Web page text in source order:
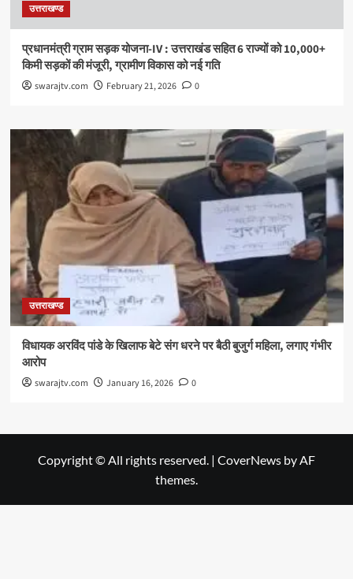
उत्तराखण्ड
प्रधानमंत्री ग्राम सड़क योजना-IV : उत्तराखंड सहित 6 राज्यों को 10,000+
किमी सड़कों की मंजूरी, ग्रामीण विकास को नई गति
swarajtv.com February 21, 2026 0
उत्तराखण्ड
विधायक अरविंद पांडे के खिलाफ बेटे संग धरने पर बैठी बुजुर्ग महिला, लगाए गंभीर
आरोप
swarajtv.com January 16, 2026 0
Copyright © All rights reserved. | CoverNews by AF
themes.